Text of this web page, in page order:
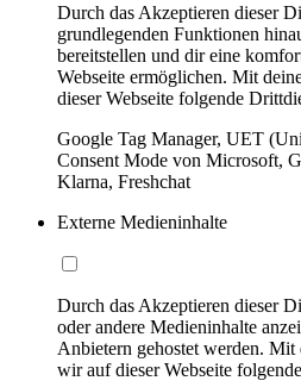
Durch das Akzeptieren dieser
grundlegenden Funktionen
bereitstellen und dir eine
Webseite ermöglichen. Mit
dieser Webseite folgende
Google Tag Manager, UET
Consent Mode von Microsoft,
Klarna, Freshchat
Externe Medieninhalte
Durch das Akzeptieren dieser
oder andere Medieninhalte
Anbietern gehostet werden.
wir auf dieser Webseite